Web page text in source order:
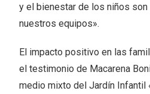
y el bienestar de los niños
nuestros equipos».
El impacto positivo en las
el testimonio de Macarena
medio mixto del Jardín Infantil